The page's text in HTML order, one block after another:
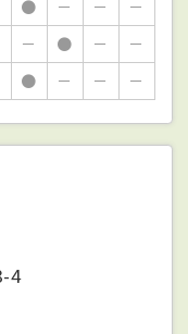
● － －
－
－ ● －
－
● － － －
4